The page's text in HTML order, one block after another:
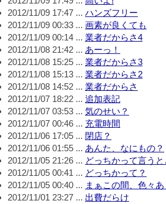
2012/11/09 17:47 ... ハンズフリー
2012/11/09 00:33 ... 画素が良くても
2012/11/09 00:14 ... 業者だからさ4
2012/11/08 21:42 ... あーっ！
2012/11/08 15:25 ... 業者だからさ3
2012/11/08 15:13 ... 業者だからさ2
2012/11/08 14:52 ... 業者だからさ
2012/11/07 18:22 ... 追加表記
2012/11/07 03:53 ... 気のせい？
2012/11/07 00:46 ... 充電時間
2012/11/06 17:05 ... 閉店？
2012/11/06 01:55 ... あんた、なにもの？
2012/11/05 21:26 ... どっちかって言う
2012/11/05 00:41 ... どっちかって？
2012/11/05 00:40 ... まぁこの間、色々
2012/11/01 23:27 ... 出費だらけ